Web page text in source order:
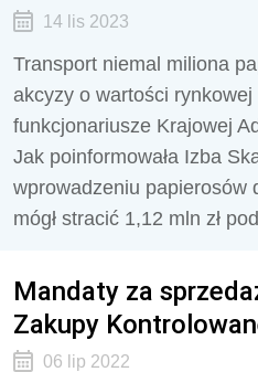
14 lis 2023
Transport niemal miliona
akcyzy o wartości rynkowej
funkcjonariusze Krajowej
Jak poinformowała Izba
wprowadzeniu papierosów
mógł stracić 1,12 mln zł
Mandaty za
Zakupy
06 lip 2022